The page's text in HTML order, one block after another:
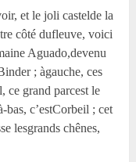
et le joli castelde la
côté dufleuve, voici
Aguado,devenu
; àgauche, ces
ce grand parcest le
bas, c’estCorbeil ; cet
lesgrands chênes,